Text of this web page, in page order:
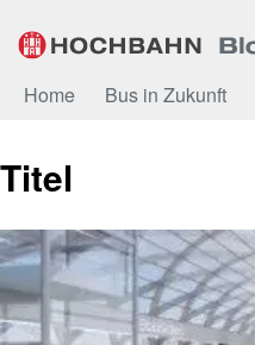
Inhalt
Home Bus in Zukunft
Titel